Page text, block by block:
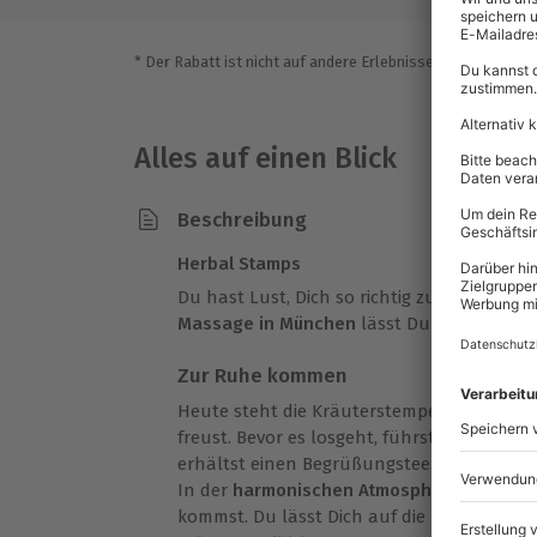
* Der Rabatt ist nicht auf andere Erlebnisse bei der
Alles auf einen Blick
Beschreibung
Herbal Stamps
Du hast Lust, Dich so richtig zu
Massage in München lässt Du Dich völlig
Zur Ruhe kommen
Heute steht die Kräuterstempel Massage
freust. Bevor es losgeht, führst Du ein
erhältst einen Begrüßungstee. Dann
In der harmonischen Atmosphäre
spürst
kommst. Du lässt Dich auf die Massage